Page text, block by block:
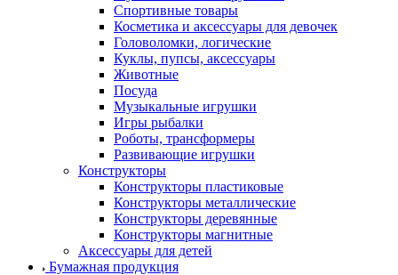
Спортивные товары
Косметика и аксессуары для девочек
Головоломки, логические
Куклы, пупсы, аксессуары
Животные
Посуда
Музыкальные игрушки
Игры рыбалки
Роботы, трансформеры
Развивающие игрушки
Конструкторы
Конструкторы пластиковые
Конструкторы металлические
Конструкторы деревянные
Конструкторы магнитные
Аксессуары для детей
Бумажная продукция